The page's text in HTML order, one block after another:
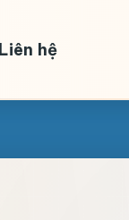
Liên hệ